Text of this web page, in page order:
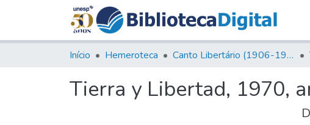
Início Hemeroteca Canto Libertário (1906-1995)
Tierra y Libertad, 1970,